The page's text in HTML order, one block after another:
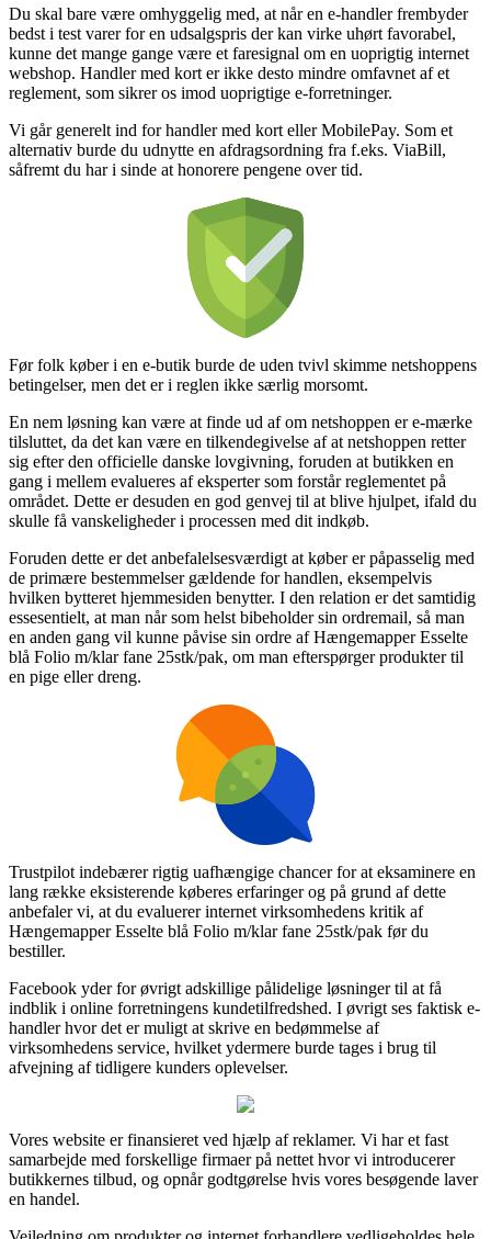
Du skal bare være omhyggelig med, at når en e-handler frembyder
bedst i test varer for en udsalgspris der kan virke uhørt favorabel,
kunne det mange gange være et faresignal om en uoprigtig internet
webshop. Handler med kort er ikke desto mindre omfavnet af et
reglement, som sikrer os imod uoprigtige e-forretninger.
Vi går generelt ind for handler med kort eller MobilePay. Som et
alternativ burde du udnytte en afdragsordning fra f.eks. ViaBill,
såfremt du har i sinde at honorere pengene over tid.
Før folk køber i en e-butik burde de uden tvivl skimme netshoppens
betingelser, men det er i reglen ikke særlig morsomt.
En nem løsning kan være at finde ud af om netshoppen er e-mærke
tilsluttet, da det kan være en tilkendegivelse af at netshoppen retter
sig efter den officielle danske lovgivning, foruden at butikken en
gang i mellem evalueres af eksperter som forstår reglementet på
området. Dette er desuden en god genvej til at blive hjulpet, ifald du
skulle få vanskeligheder i processen med dit indkøb.
Foruden dette er det anbefalelsesværdigt at køber er påpasselig med
de primære bestemmelser gældende for handlen, eksempelvis
hvilken bytteret hjemmesiden benytter. I den relation er det samtidig
essesentielt, at man når som helst bibeholder sin ordremail, så man
en anden gang vil kunne påvise sin ordre af Hængemapper Esselte
blå Folio m/klar fane 25stk/pak, om man efterspørger produkter til
en pige eller dreng.
Trustpilot indebærer rigtig uafhængige chancer for at eksaminere en
lang række eksisterende køberes erfaringer og på grund af dette
anbefaler vi, at du evaluerer internet virksomhedens kritik af
Hængemapper Esselte blå Folio m/klar fane 25stk/pak før du
bestiller.
Facebook yder for øvrigt adskillige pålidelige løsninger til at få
indblik i online forretningens kundetilfredshed. I øvrigt ses faktisk e-
handler hvor det er muligt at skrive en bedømmelse af
virksomhedens service, hvilket ydermere burde tages i brug til
afvejning af tidligere kunders oplevelser.
Vores website er finansieret ved hjælp af reklamer. Vi har et fast
samarbejde med forskellige firmaer på nettet hvor vi introducerer
butikkernes tilbud, og opnår godtgørelse hvis vores besøgende laver
en handel.